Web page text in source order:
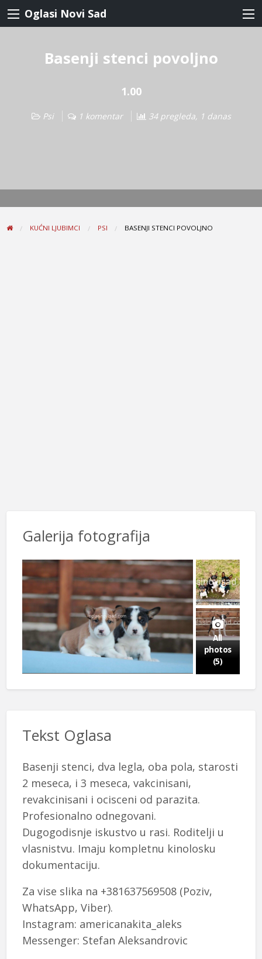
Oglasi Novi Sad
Basenji stenci povoljno
1.00
Psi 1 komentar 34 pregleda, 1 danas
KUĆNI LJUBIMCI PSI BASENJI STENCI POVOLJNO
Galerija fotografija
All
photos
(5)
Tekst Oglasa
Basenji stenci, dva legla, oba pola, starosti
2 meseca, i 3 meseca, vakcinisani,
revakcinisani i ocisceni od parazita.
Profesionalno odnegovani.
Dugogodisnje iskustvo u rasi. Roditelji u
vlasnistvu. Imaju kompletnu kinolosku
dokumentaciju.
Za vise slika na +381637569508 (Poziv,
WhatsApp, Viber).
Instagram: americanakita_aleks
Messenger: Stefan Aleksandrovic